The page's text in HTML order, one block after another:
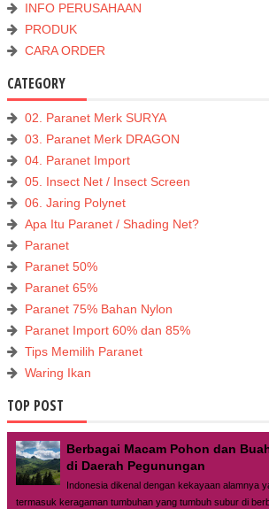
INFO PERUSAHAAN
PRODUK
CARA ORDER
CATEGORY
02. Paranet Merk SURYA
03. Paranet Merk DRAGON
04. Paranet Import
05. Insect Net / Insect Screen
06. Jaring Polynet
Apa Itu Paranet / Shading Net?
Paranet
Paranet 50%
Paranet 65%
Paranet 75% Bahan Nylon
Paranet Import 60% dan 85%
Tips Memilih Paranet
Waring Ikan
TOP POST
Berbagai Macam Pohon dan
di Daerah Pegunungan
Indonesia dikenal dengan kekayaan alamnya
termasuk keragaman tumbuhan yang tumbuh subur di